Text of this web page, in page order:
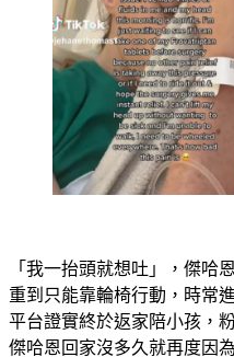
「我一抬頭就想吐」，傑哈
重到只能靠輪椅行動，時常
平台證實終於返家陪小孩，
傑哈恩回家沒多久就再度因